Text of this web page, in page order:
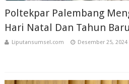
Poltekpar Palembang
Hari Natal Dan Tahun Baru
Liputansumsel.com Desember 25, 2024